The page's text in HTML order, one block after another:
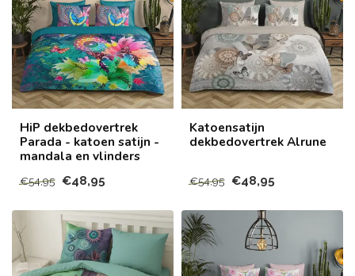
HiP dekbedovertrek
Parada - katoen satijn -
mandala en vlinders
€54,95 €48,95
Katoensatijn
dekbedovertrek Alrune
€54,95 €48,95